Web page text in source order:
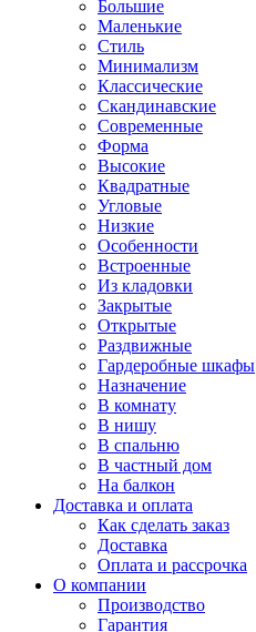
Большие
Маленькие
Стиль
Минимализм
Классические
Скандинавские
Современные
Форма
Высокие
Квадратные
Угловые
Низкие
Особенности
Встроенные
Из кладовки
Закрытые
Открытые
Раздвижные
Гардеробные шкафы
Назначение
В комнату
В нишу
В спальню
В частный дом
На балкон
Доставка и оплата
Как сделать заказ
Доставка
Оплата и рассрочка
О компании
Производство
Гарантия